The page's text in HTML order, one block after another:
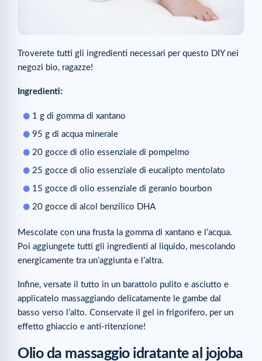
Troverete tutti gli ingredienti necessari per questo DIY nei
negozi bio, ragazze!
Ingredienti:
1 g di gomma di xantano
95 g di acqua minerale
20 gocce di olio essenziale di pompelmo
25 gocce di olio essenziale di eucalipto mentolato
15 gocce di olio essenziale di geranio bourbon
20 gocce di alcol benzilico DHA
Mescolate con una frusta la gomma di xantano e l’acqua.
Poi aggiungete tutti gli ingredienti al liquido, mescolando
energicamente tra un’aggiunta e l’altra.
Infine, versate il tutto in un barattolo pulito e asciutto e
applicatelo massaggiando delicatamente le gambe dal
basso verso l’alto. Conservate il gel in frigorifero, per un
effetto ghiaccio e anti-ritenzione!
Olio da massaggio idratante al jojoba